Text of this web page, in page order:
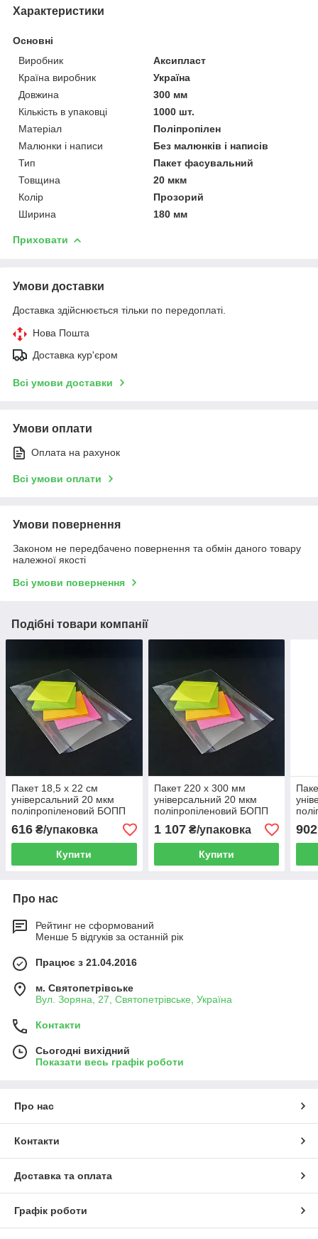
Характеристики
Основні
Виробник
Аксипласт
Країна виробник
Україна
Довжина
300 мм
Кількість в упаковці
1000 шт.
Матеріал
Поліпропілен
Малюнки і написи
Без малюнків і написів
Тип
Пакет фасувальний
Товщина
20 мкм
Колір
Прозорий
Ширина
180 мм
Приховати
Умови доставки
Доставка здійснюється тільки по передоплаті.
Нова Пошта
Доставка кур'єром
Всі умови доставки
Умови оплати
Оплата на рахунок
Всі умови оплати
Умови повернення
Законом не передбачено повернення та обмін даного товару
належної якості
Всі умови повернення
Подібні товари компанії
Пакет 18,5 x 22 см
універсальний 20 мкм
поліпропіленовий БОПП
1000 шт
616 ₴/упаковка
Купити
Пакет 220 x 300 мм
універсальний 20 мкм
поліпропіленовий БОПП
1000 шт
1 107₴/упаковка
Купити
902
Про нас
Рейтинг не сформований
Менше 5 відгуків за останній рік
Працює з 21.04.2016
м. Святопетрівське
Вул. Зоряна, 27, Святопетрівське, Україна
Контакти
Сьогодні вихідний
Показати весь графік роботи
Про нас
Контакти
Доставка та оплата
Графік роботи